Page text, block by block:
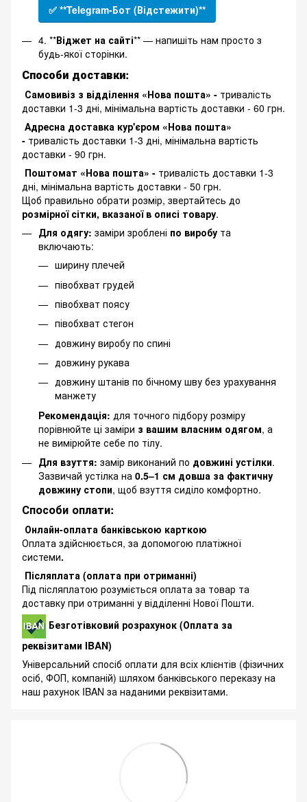
✅ **Telegram-Бот (Відстежити)**
4. **Віджет на сайті** — напишіть нам просто з
будь-якої сторінки.
Способи доставки:
Самовивіз з відділення «Нова пошта» - тривалість
доставки 1-3 дні, мінімальна вартість доставки - 60 грн.
Адресна доставка кур'єром «Нова пошта»
- тривалість доставки 1-3 дні, мінімальна вартість
доставки - 90 грн.
Поштомат «Нова пошта» - тривалість доставки 1-3
дні, мінімальна вартість доставки - 50 грн.
Щоб правильно обрати розмір, звертайтесь до
розмірної сітки, вказаної в описі товару.
Для одягу: заміри зроблені по виробу та
включають:
ширину плечей
півобхват грудей
півобхват поясу
півобхват стегон
довжину виробу по спині
довжину рукава
довжину штанів по бічному шву без урахування
манжету
Рекомендація: для точного підбору розміру
порівнюйте ці заміри з вашим власним одягом, а
не вимірюйте себе по тілу.
Для взуття: замір виконаний по довжині устілки.
Зазвичай устілка на 0.5–1 см довша за фактичну
довжину стопи, щоб взуття сиділо комфортно.
Способи оплати:
Онлайн-оплата банківською карткою
Оплата здійснюється, за допомогою платіжної
системи.
Післяплата (оплата при отриманні)
Під післяплатою розуміється оплата за товар та
доставку при отриманні у відділенні Нової Пошти.
Безготівковий розрахунок (Оплата за
реквізитами IBAN)
Універсальний спосіб оплати для всіх клієнтів (фізичних
осіб, ФОП, компаній) шляхом банківського переказу на
наш рахунок IBAN за наданими реквізитами.